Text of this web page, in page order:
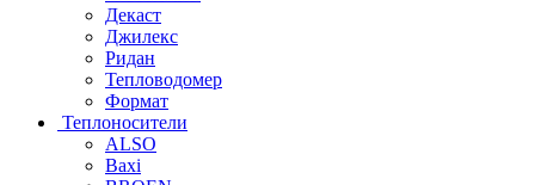
Декаст
Джилекс
Ридан
Тепловодомер
Формат
Теплоносители
ALSO
Baxi